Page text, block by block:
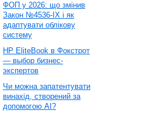
ФОП у 2026: що змінив
Закон №4536-IX і як
адаптувати облікову
систему
HP EliteBook в Фокстрот
— выбор бизнес-
экспертов
Чи можна запатентувати
винахід, створений за
допомогою AI?